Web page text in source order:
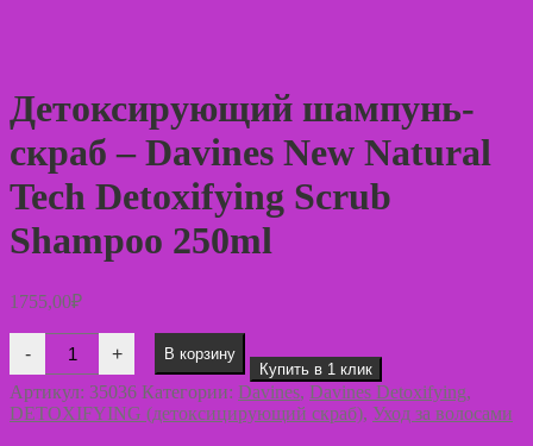
Детоксирующий шампунь-
скраб – Davines New Natural
Tech Detoxifying Scrub
Shampoo 250ml
1755,00₽
-
Количество
товара
Детоксирующий
шампунь-
скраб
+
В корзину
Купить в 1 клик
Артикул: 35036 Категории: Davines, Davines Detoxifying,
DETOXIFYING (детоксицирующий скраб), Уход за волосами